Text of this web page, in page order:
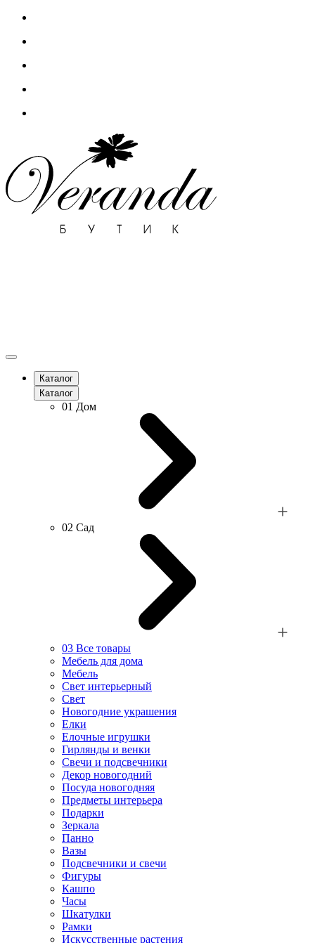
Каталог
Каталог
01 Дом
02 Сад
03 Все товары
Мебель для дома
Мебель
Свет интерьерный
Свет
Новогодние украшения
Елки
Елочные игрушки
Гирлянды и венки
Свечи и подсвечники
Декор новогодний
Посуда новогодняя
Предметы интерьера
Подарки
Зеркала
Панно
Вазы
Подсвечники и свечи
Фигуры
Кашпо
Часы
Шкатулки
Рамки
Искусственные растения